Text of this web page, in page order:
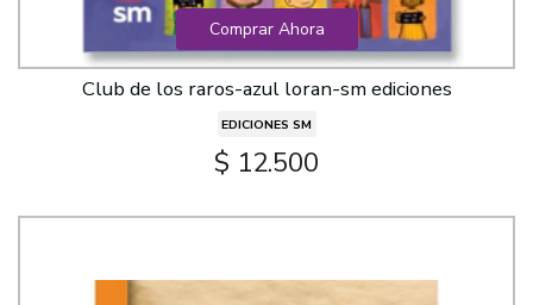
Comprar Ahora
Club de los raros-azul loran-sm ediciones
EDICIONES SM
$ 12.500